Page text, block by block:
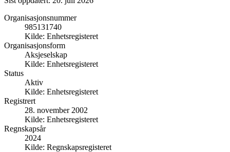
Organisasjonsnummer
985131740
Kilde: Enhetsregisteret
Organisasjonsform
Aksjeselskap
Kilde: Enhetsregisteret
Status
Aktiv
Kilde: Enhetsregisteret
Registrert
28. november 2002
Kilde: Enhetsregisteret
Regnskapsår
2024
Kilde: Regnskapsregisteret